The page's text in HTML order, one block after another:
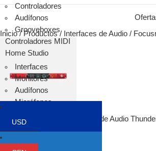
Controladores
Audífonos
Grooveboxes
Controladores MIDI
Home Studio
Interfaces
Monitores
Audífonos
Micrófonos
Sintetizadores
Trípodes
Inicio/ Productos/ Interfaces de Audio /
Focusrite Red 16Line Interfaz de Audio
Volver a los productos
USD